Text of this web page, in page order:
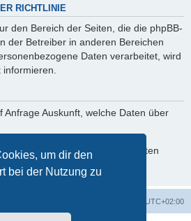
um dir den
bei der Nutzung zu
RICHTLINIE
den Bereich der Seiten, die die phpBB-
der Betreiber in anderen Bereichen
Daten verarbeitet, wird
informieren.
Anfrage Auskunft, welche Daten über
bzw. Sperrung deiner Daten
bitte den Betreiber.
UTC+02:00